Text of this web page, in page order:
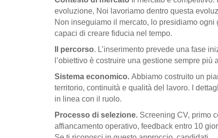
evoluzione, Noi lavoriamo dentro questa
Non inseguiamo il mercato, lo presidiamo
capaci di creare fiducia nel tempo.
Il percorso. L’inserimento prevede una fase
l’obiettivo è costruire una gestione sempre
Sistema economico. Abbiamo costruito un
territorio, continuità e qualità del lavoro. I
in linea con il ruolo.
Processo di selezione. Screening CV, primo
affiancamento operativo, feedback entro 10